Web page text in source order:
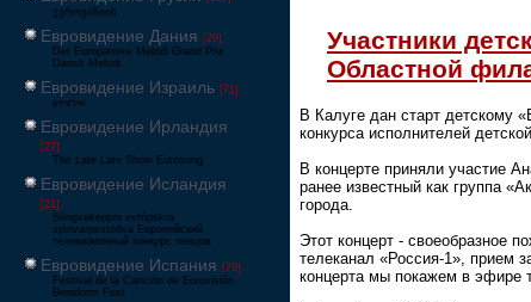
ევროვიზიის
Евровидение Дания [29]
Det Europæiske Melodi Grand Prix
Dansk Melodi
Евровидение Израиль [71]
‏אירוויזיון
Евровидение Ирландия
[27]
The Late Late Show Eurosong
Евровидение Исландия
[21]
Söngvakeppni evrópskra
sjónvarpsstöðva Европейский
телевизионный конкурс певцов
Евровидение Испания [79]
Festival de la Canción de Eurovisión
Benidorm Fest
Участники
Областной
В Калуге дан старт детскому
конкурса исполнителей
В концерте приняли участие
ранее известный как группа
города.
Этот концерт - своеобразное
телеканал «Россия-1», прием
концерта мы покажем в эфире